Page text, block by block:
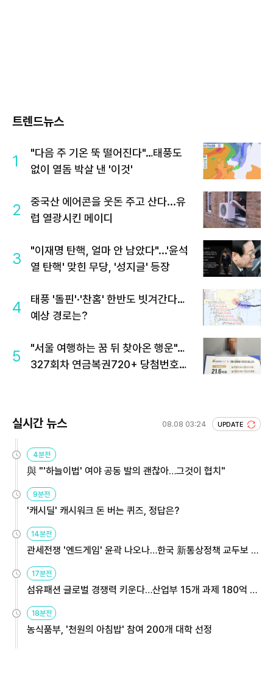
트렌드뉴스
1
"다음 주 기온 뚝 떨어진다"…태풍도
없이 열돔 박살 낸 '이것'
2
중국산 에어콘을 웃돈 주고 산다...유
럽 열광시킨 메이디
3
"이재명 탄핵, 얼마 안 남았다"...'윤석
열 탄핵' 맞힌 무당, '성지글' 등장
4
태풍 '돌핀'·'찬홈' 한반도 빗겨간다…
예상 경로는?
5
"서울 여행하는 꿈 뒤 찾아온 행운"…
327회차 연금복권720+ 당첨번호조
실시간 뉴스 08.08 03:24 UPDATE
4분전
與 "'하늘이법' 여야 공동 발의 괜찮아…그것이 협치"
9분전
'캐시딜' 캐시워크 돈 버는 퀴즈, 정답은?
14분전
관세전쟁 '엔드게임' 윤곽 나오나…한국 新통상정책 교두보 활
용해야
17분전
섬유패션 글로벌 경쟁력 키운다…산업부 15개 과제 180억 지
원
18분전
농식품부, '천원의 아침밥' 참여 200개 대학 선정